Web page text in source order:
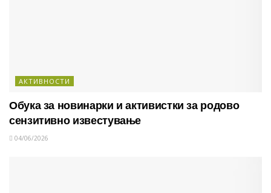
АКТИВНОСТИ
Обука за новинарки и активистки за родово
сензитивно известување
04/06/2026